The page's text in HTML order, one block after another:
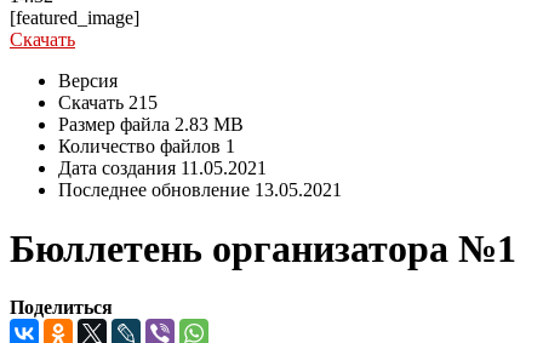
[featured_image]
Скачать
Версия
Скачать 215
Размер файла 2.83 MB
Количество файлов 1
Дата создания 11.05.2021
Последнее обновление 13.05.2021
Бюллетень организатора №1
Поделиться